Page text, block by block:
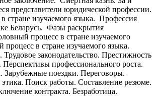
представители юридической профессии.
стране изучаемого языка. Профессия
Беларусь. Фазы раскрытия
процесс в стране изучаемого
процесс в стране изучаемого языка.
законодательство. Престижность
профессионального роста.
Зарубежные поездки. Переговоры.
Поиск работы. Составление резюме.
контракта. Безработица.